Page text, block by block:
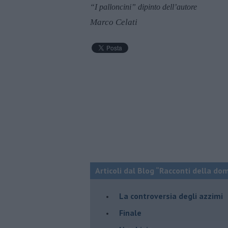
“I palloncini” dipinto dell’autore
Marco Celati
Articoli dal Blog “Racconti della
La controversia degli azzimi
Finale